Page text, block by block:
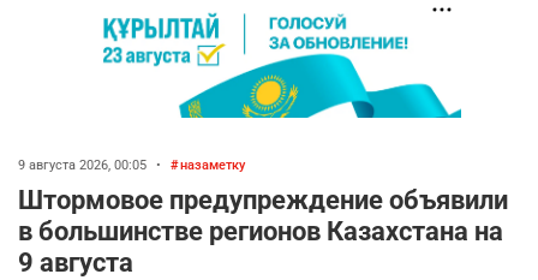
9 августа 2026, 00:05 • назаметку
Штормовое предупреждение объявили
в большинстве регионов Казахстана на
9 августа